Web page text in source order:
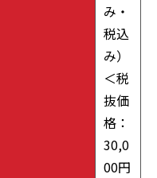
み・
税込
み）
＜税
抜価
格：
30,0
00円